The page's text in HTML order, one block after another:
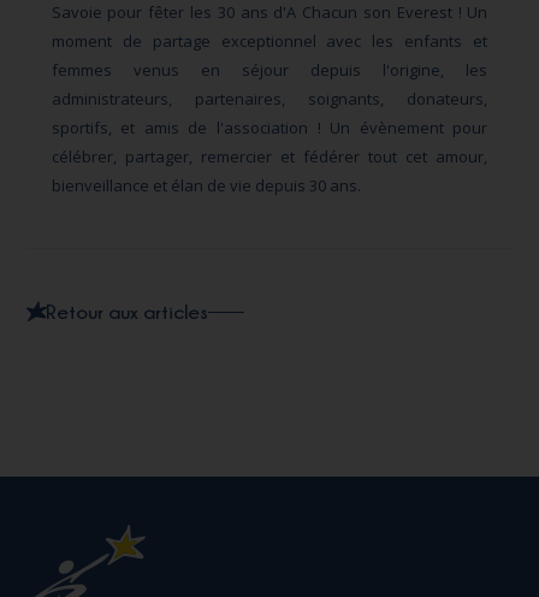
Savoie pour fêter les 30 ans d'A Chacun son Everest ! Un
moment de partage exceptionnel avec les enfants et
femmes venus en séjour depuis l'origine, les
administrateurs, partenaires, soignants, donateurs,
sportifs, et amis de l'association ! Un évènement pour
célébrer, partager, remercier et fédérer tout cet amour,
bienveillance et élan de vie depuis 30 ans.
Retour aux articles